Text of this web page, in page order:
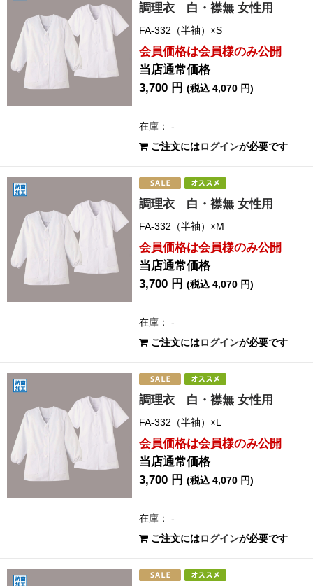
調理衣 白・襟無 女性用
FA-332（半袖）×S
会員価格は会員様のみ公開
当店通常価格
3,700 円(税込 4,070 円)
在庫： -
ご注文にはログインが必要です
調理衣 白・襟無 女性用
FA-332（半袖）×M
会員価格は会員様のみ公開
当店通常価格
3,700 円(税込 4,070 円)
在庫： -
ご注文にはログインが必要です
調理衣 白・襟無 女性用
FA-332（半袖）×L
会員価格は会員様のみ公開
当店通常価格
3,700 円(税込 4,070 円)
在庫： -
ご注文にはログインが必要です